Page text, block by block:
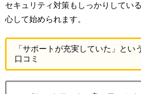
セキュリティ対策もしっかりしてい
心して始められます。
「サポートが充実していた」とい
口コミ